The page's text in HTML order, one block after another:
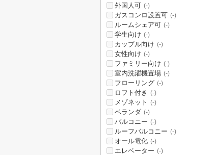
外国人可 (-)
ガスコンロ設置可 (-)
ルームシェア可 (-)
学生向け (-)
カップル向け (-)
女性向け (-)
ファミリー向け (-)
室内洗濯機置場 (-)
フローリング (-)
ロフト付き (-)
メゾネット (-)
ベランダ (-)
バルコニー (-)
ルーフバルコニー (-)
オール電化 (-)
エレベーター (-)